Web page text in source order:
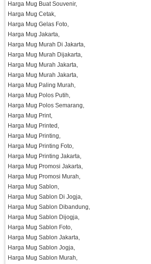
Harga Mug Buat Souvenir,
Harga Mug Cetak,
Harga Mug Gelas Foto,
Harga Mug Jakarta,
Harga Mug Murah Di Jakarta,
Harga Mug Murah Dijakarta,
Harga Mug Murah Jakarta,
Harga Mug Murah Jakarta,
Harga Mug Paling Murah,
Harga Mug Polos Putih,
Harga Mug Polos Semarang,
Harga Mug Print,
Harga Mug Printed,
Harga Mug Printing,
Harga Mug Printing Foto,
Harga Mug Printing Jakarta,
Harga Mug Promosi Jakarta,
Harga Mug Promosi Murah,
Harga Mug Sablon,
Harga Mug Sablon Di Jogja,
Harga Mug Sablon Dibandung,
Harga Mug Sablon Dijogja,
Harga Mug Sablon Foto,
Harga Mug Sablon Jakarta,
Harga Mug Sablon Jogja,
Harga Mug Sablon Murah,